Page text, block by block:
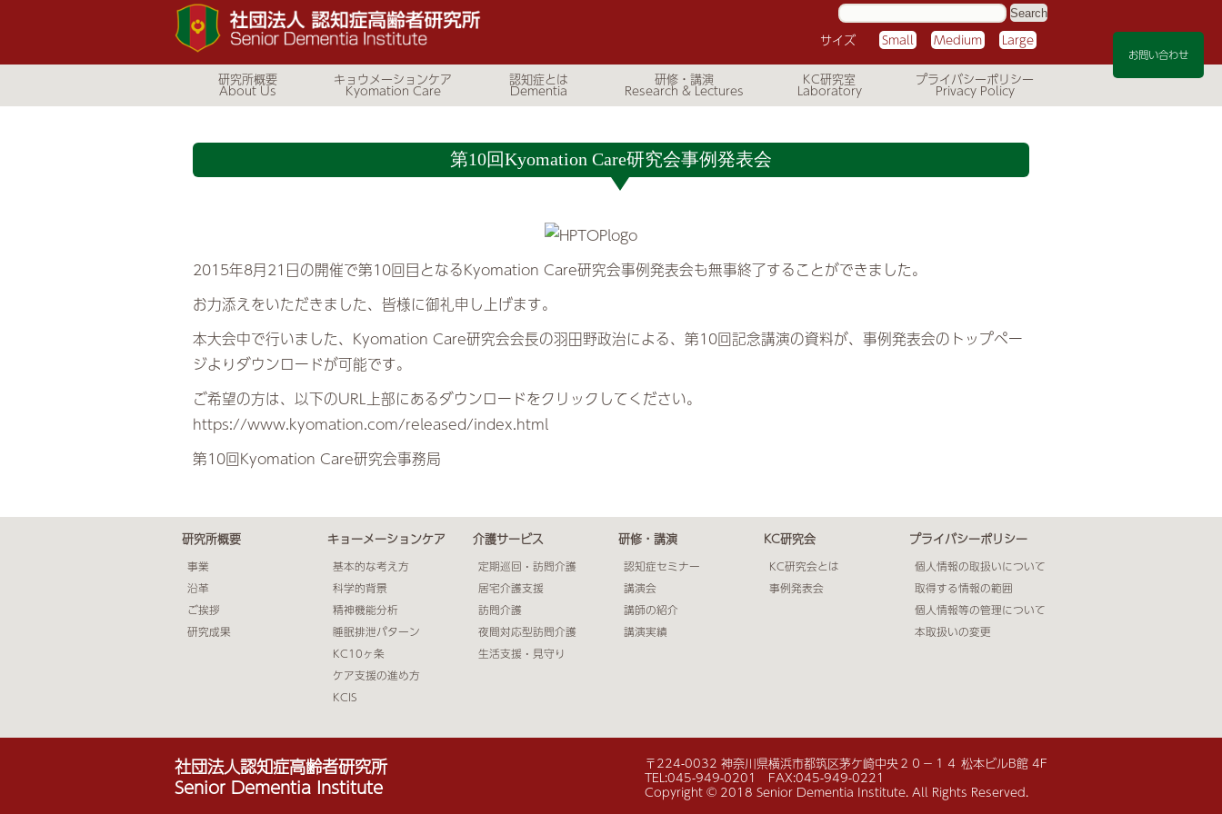
お問い合わせ
サ
イ
ト
内
索:
サイズ Small Medium Large
研究所概要 キョウメーションケア 認知症とは 研修・講演 KC研究室 プライバシーポリシー
第10回Kyomation Care研究会事例発表会
2015年8月21日の開催で第10回目となるKyomation Care研究会事例発表会も無事終了することができました。
お力添えをいただきました、皆様に御礼申し上げます。
本大会中で行いました、Kyomation Care研究会会長の羽田野政治による、第10回記念講演の資料が、事例発表会のトップペー
ジよりダウンロードが可能です。
ご希望の方は、以下のURL上部にあるダウンロードをクリックしてください。
https://www.kyomation.com/released/index.html
第10回Kyomation Care研究会事務局
研究所概要
事業
沿革
ご挨拶
研究成果
キョーメーションケア
基本的な考え方
科学的背景
精神機能分析
睡眠排泄パターン
KC10ヶ条
ケア支援の進め方
KCIS
介護サービス
定期巡回・訪問介護
居宅介護支援
訪問介護
夜間対応型訪問介護
生活支援・見守り
研修・講演
認知症セミナー
講演会
講師の紹介
講演実績
KC研究会
KC研究会とは
事例発表会
プライバシーポリシー
個人情報の取扱いについて
取得する情報の範囲
個人情報等の管理について
本取扱いの変更
社団法人認知症高齢者研究所
Senior Dementia Institute
〒224-0032 神奈川県横浜市都筑区茅ケ崎中央２０−１４ 松本ビルB館 4F
TEL:045-949-0201 FAX:045-949-0221
Copyright © 2018 Senior Dementia Institute. All Rights Reserved.